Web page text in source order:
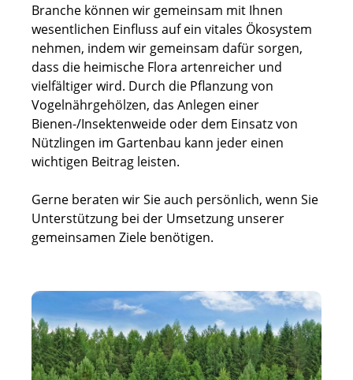
Branche können wir gemeinsam mit Ihnen
wesentlichen Einfluss auf ein vitales Ökosystem
nehmen, indem wir gemeinsam dafür sorgen,
dass die heimische Flora artenreicher und
vielfältiger wird. Durch die Pflanzung von
Vogelnährgehölzen, das Anlegen einer
Bienen-/Insektenweide oder dem Einsatz von
Nützlingen im Gartenbau kann jeder einen
wichtigen Beitrag leisten.
Gerne beraten wir Sie auch persönlich, wenn Sie
Unterstützung bei der Umsetzung unserer
gemeinsamen Ziele benötigen.